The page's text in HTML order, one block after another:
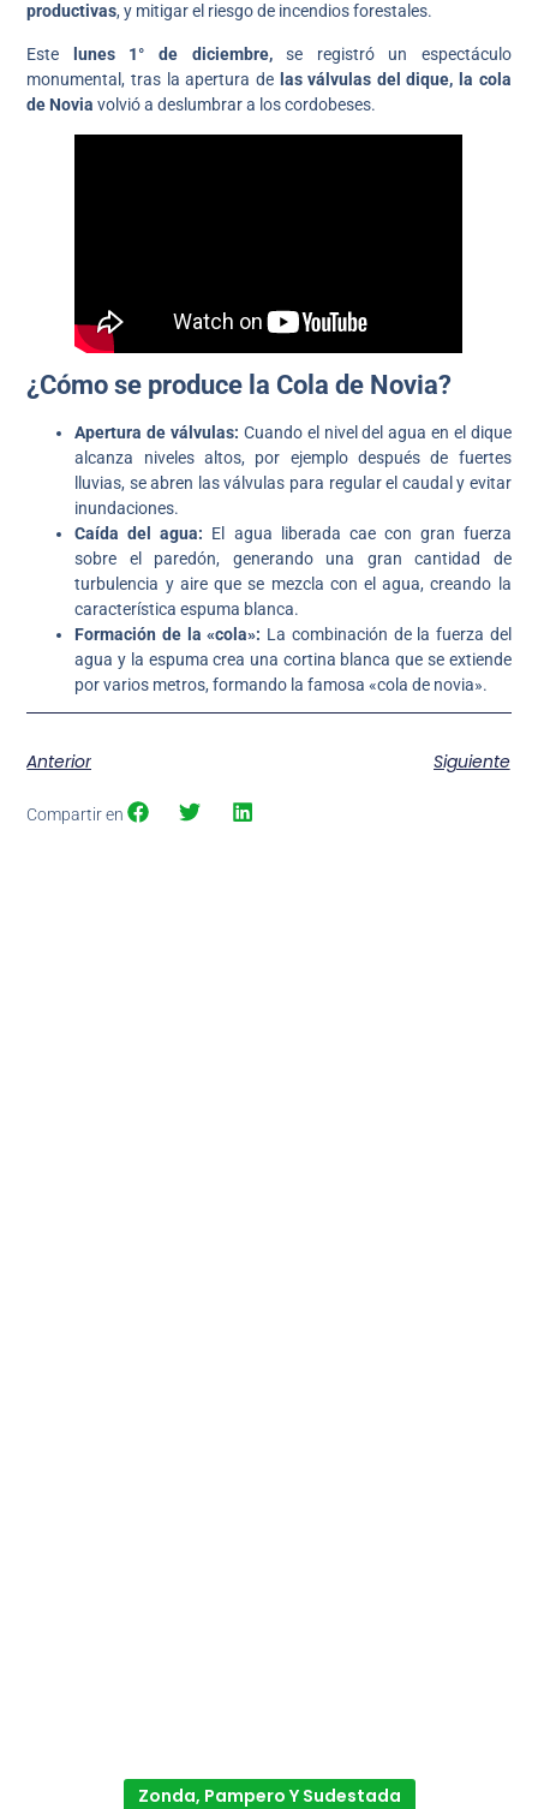
productivas, y mitigar el riesgo de incendios forestales.
Este lunes 1° de diciembre,se registró un espectáculo
monumental, tras la apertura de las válvulas del dique, la cola
de Noviavolvió a deslumbrar a los cordobeses.
¿Cómo se produce la Cola de Novia?
Apertura de válvulas: Cuando el nivel del agua en el dique
alcanza niveles altos, por ejemplo después de fuertes
lluvias, se abren las válvulas para regular el caudal y evitar
inundaciones.
Caída del agua: El agua liberada cae con gran fuerza
sobre el paredón, generando una gran cantidad de
turbulencia y aire que se mezcla con el agua, creando la
característica espuma blanca.
Formación de la «cola»: La combinación de la fuerza del
agua y la espuma crea una cortina blanca que se extiende
por varios metros, formando la famosa «cola de novia».
Anterior Siguiente
Compartir en
Zonda, Pampero Y Sudestada